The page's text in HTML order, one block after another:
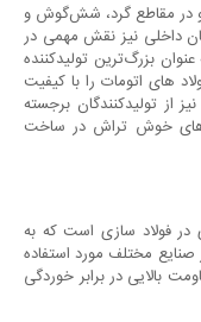
و در مقاطع گرد، شش‌گوش و
داخلی نیز نقش مهمی در
عنوان بزرگ‌ترین تولیدکننده
های اتومات را با کیفیت
از تولیدکنندگان برجسته
های خوش تراش در ساخت
در فولاد سازی است که به
مختلف مورد استفاده
بالایی در برابر خوردگی